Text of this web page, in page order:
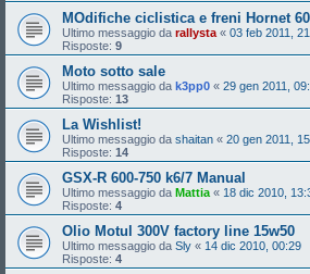
MOdifiche ciclistica e freni Hornet
Ultimo messaggio da rallysta « 03 feb 2011,
Risposte: 9
Moto sotto sale
Ultimo messaggio da k3pp0 « 29 gen 2011,
Risposte: 13
La Wishlist!
Ultimo messaggio da shaitan « 20 gen 2011,
Risposte: 14
GSX-R 600-750 k6/7 Manual
Ultimo messaggio da Mattia « 18 dic 2010,
Risposte: 4
Olio Motul 300V factory line 15w50
Ultimo messaggio da Sly « 14 dic 2010, 00:29
Risposte: 4